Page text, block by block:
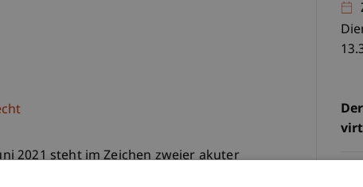
2021 steht im Zeichen zweier akuter